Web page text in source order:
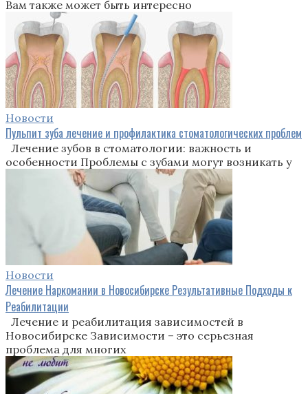
Вам также может быть интересно
Новости
Пульпит зуба лечение и профилактика стоматологических проблем
Лечение зубов в стоматологии: важность и
особенности Проблемы с зубами могут возникать у
Новости
Лечение Наркомании в Новосибирске Результативные Подходы к
Реабилитации
Лечение и реабилитация зависимостей в
Новосибирске Зависимости – это серьезная
проблема для многих